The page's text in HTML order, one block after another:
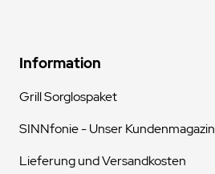
Information
Grill Sorglospaket
SINNfonie - Unser Kundenmagazin
Lieferung und Versandkosten